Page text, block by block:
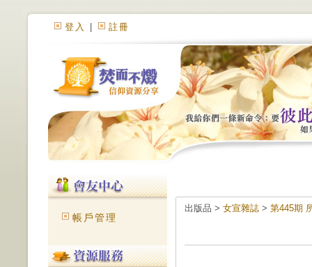
登入 註冊
帳戶管理
出版品 > 女宣雜誌 > 第445期